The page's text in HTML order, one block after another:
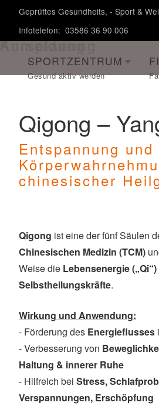
Kursplanung
Anmeldung
Geprüftes Gesundheits, - Sport &
Infotelefon: 03586 36 90 006
SPORTZENTRUM
Qigong –
Entspannung und
chinesischer
Qigong ist eine der fünf Säulen
Chinesischen Medizin (TCM)
Weise die Lebensenergie
Selbstheilungskräfte.
Wirkung und Anwendung:
- Förderung des Energieflusses
- Verbesserung von
Haltung & innerer Ruhe
- Hilfreich bei Stress,
Verspannungen, Erschöpfung